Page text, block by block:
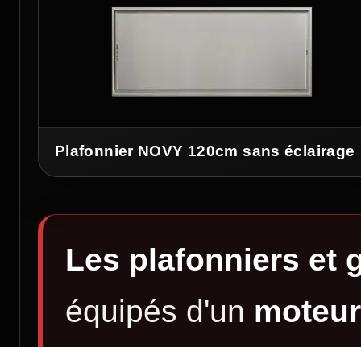
Plafonnier NOVY 120cm sans éclairage
Les plafonniers et
équipés d'un